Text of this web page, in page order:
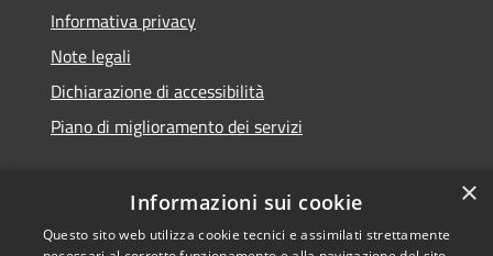
Informativa privacy
Note legali
Dichiarazione di accessibilità
Piano di miglioramento dei servizi
RSS
Copyright © 2026 • Comune di
×
Informazioni sui cookie
Questo sito web utilizza cookie tecnici e assimilati strettamente